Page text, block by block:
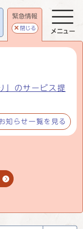
緊急情報
閉じる
」のサービス提
知らせ一覧を見る
メニュー